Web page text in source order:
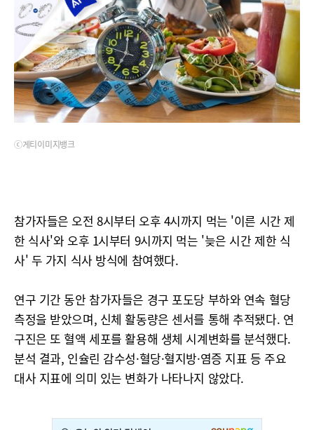
ⓒ게티이미지뱅크
참가자들은 오전 8시부터 오후 4시까지 먹는 '이른 시간 제
한 식사'와 오후 1시부터 9시까지 먹는 '늦은 시간 제한 식
사' 두 가지 식사 방식에 참여했다.
연구 기간 동안 참가자들은 경구 포도당 부하와 연속 혈당
측정을 받았으며, 신체 활동량은 센서를 통해 추적됐다. 연
구진은 또 혈액 세포를 활용해 생체 시계변화를 분석했다.
분석 결과, 인슐린 감수성·혈당·혈지방·염증 지표 등 주요
대사 지표에 의미 있는 변화가 나타나지 않았다.